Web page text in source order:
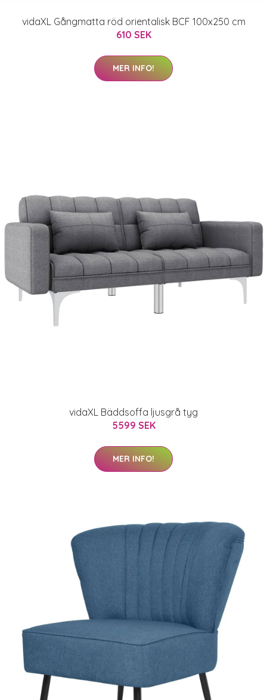
vidaXL Gångmatta röd orientalisk BCF 100x250 cm
610 SEK
MER INFO!
vidaXL Bäddsoffa ljusgrå tyg
5599 SEK
MER INFO!